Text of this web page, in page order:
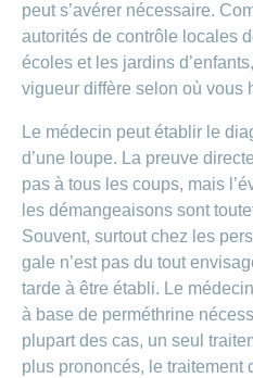
peut s’avérer nécessaire.
autorités de contrôle locales
écoles et les jardins
vigueur diffère selon où vous
Le médecin peut établir le
d’une loupe. La preuve
pas à tous les coups, mais
les démangeaisons sont
Souvent, surtout chez les
gale n’est pas du tout
tarde à être établi. Le
à base de perméthrine
plupart des cas, un seul
plus prononcés, le traitement